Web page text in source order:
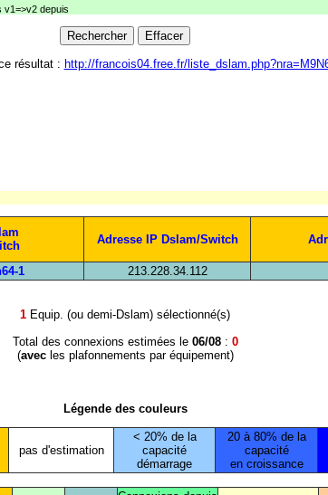
v1=>v2 depuis
résultat : http://francois04.free.fr/
Adresse IP Dslam/Switch
1 213.228.34.112
1 Equip. (ou demi-Dslam) sélectionné(s)
Total des connexions estimées le 06/08: 0
(avecles plafonnements par équipement)
Légende des couleurs
pas d'estimation
< 20% de la
capacité
démarrage
20 à 80% de la
capacité
en croissance